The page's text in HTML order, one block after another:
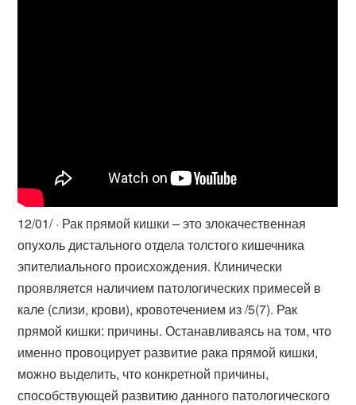
12/01/ · Рак прямой кишки – это злокачественная
опухоль дистального отдела толстого кишечника
эпителиального происхождения. Клинически
проявляется наличием патологических примесей в
кале (слизи, крови), кровотечением из /5(7). Рак
прямой кишки: причины. Останавливаясь на том, что
именно провоцирует развитие рака прямой кишки,
можно выделить, что конкретной причины,
способствующей развитию данного патологического